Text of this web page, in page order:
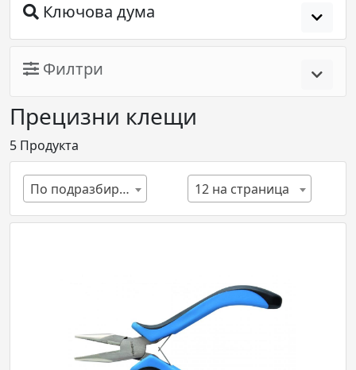
Ключова дума
Филтри
Прецизни клещи
5 Продукта
По подразбиране 12 на страница